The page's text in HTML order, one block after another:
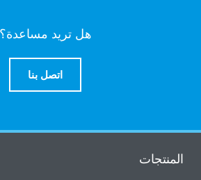
هل تريد مساعدة؟
اتصل بنا
المنتجات